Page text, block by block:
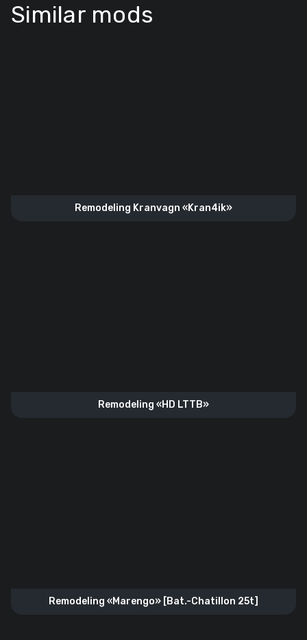
Similar mods
Remodeling Kranvagn «Kran4ik»
Remodeling «HD LTTB»
Remodeling «Marengo» [Bat.-Chatillon 25t]